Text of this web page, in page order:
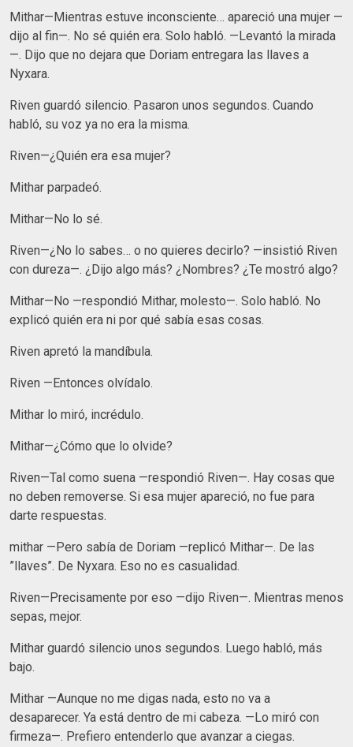
Mithar—Mientras estuve inconsciente… apareció una mujer —
dijo al fin—. No sé quién era. Solo habló. —Levantó la mirada
—. Dijo que no dejara que Doriam entregara las llaves a
Nyxara.
Riven guardó silencio. Pasaron unos segundos. Cuando
habló, su voz ya no era la misma.
Riven—¿Quién era esa mujer?
Mithar parpadeó.
Mithar—No lo sé.
Riven—¿No lo sabes… o no quieres decirlo? —insistió Riven
con dureza—. ¿Dijo algo más? ¿Nombres? ¿Te mostró algo?
Mithar—No —respondió Mithar, molesto—. Solo habló. No
explicó quién era ni por qué sabía esas cosas.
Riven apretó la mandíbula.
Riven —Entonces olvídalo.
Mithar lo miró, incrédulo.
Mithar—¿Cómo que lo olvide?
Riven—Tal como suena —respondió Riven—. Hay cosas que
no deben removerse. Si esa mujer apareció, no fue para
darte respuestas.
mithar —Pero sabía de Doriam —replicó Mithar—. De las
”llaves”. De Nyxara. Eso no es casualidad.
Riven—Precisamente por eso —dijo Riven—. Mientras menos
sepas, mejor.
Mithar guardó silencio unos segundos. Luego habló, más
bajo.
Mithar —Aunque no me digas nada, esto no va a
desaparecer. Ya está dentro de mi cabeza. —Lo miró con
firmeza—. Prefiero entenderlo que avanzar a ciegas.